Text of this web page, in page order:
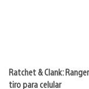
Ratchet & Clank:
tiro para celular